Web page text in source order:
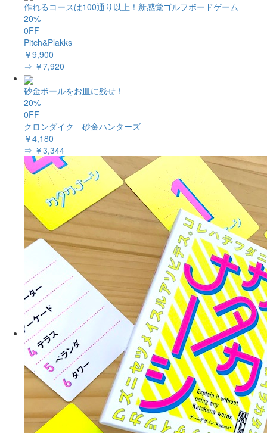
作れるコースは100通り以上！新感覚ゴルフボードゲーム
20%
0FF
Pitch&Plakks
￥9,900
⇒ ￥7,920
砂金ボールをお皿に残せ！
20%
0FF
クロンダイク 砂金ハンターズ
￥4,180
⇒ ￥3,344